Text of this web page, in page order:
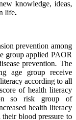
knowledge, ideas,
life.
prevention among
group applied PAOR
prevention. The
age group receive
according to all
of health literacy
so risk group of
health literacy
blood pressure to